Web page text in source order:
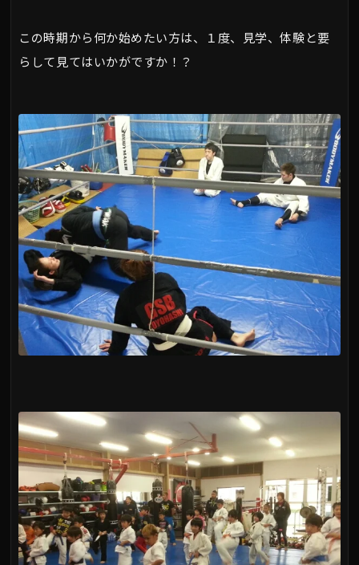
この時期から何か始めたい方は、１度、見学、体験と要
らして見てはいかがですか！？